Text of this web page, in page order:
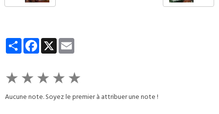
PartagerFacebook
X
★★★★★
Aucune note. Soyez le premier à attribuer une note !